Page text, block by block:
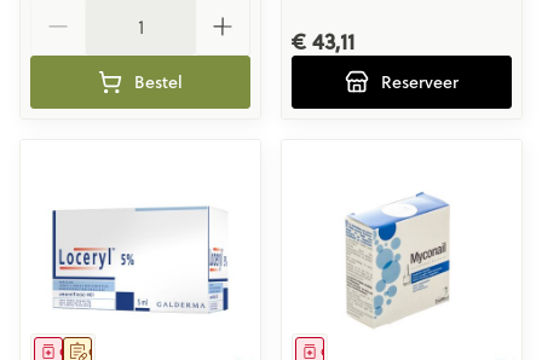
Bestel
€ 43,11
Reserveer
Op voorschrift
Geneesmiddel Geneesmiddel